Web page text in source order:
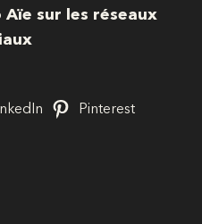
sur les réseaux
Pinterest